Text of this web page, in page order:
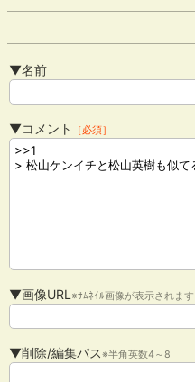
▼名前
▼コメント ［必須］
▼画像URL ※ｻﾑﾈｲﾙ画像が表示されます
▼削除/編集パス※半角英数4～8